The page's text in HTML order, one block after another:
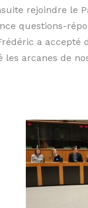
rejoindre le
questions-
a
les arcanes de